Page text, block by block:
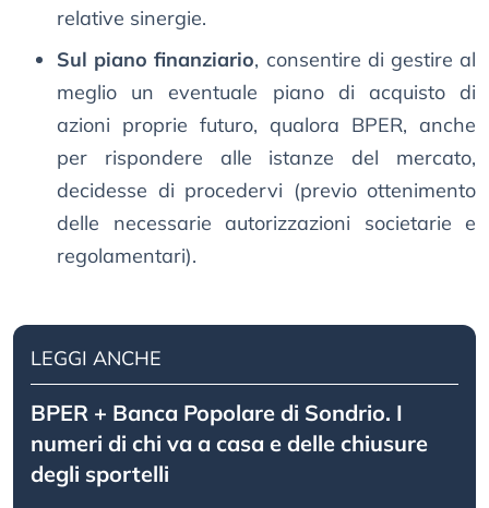
relative sinergie.
Sul piano finanziario, consentire di gestire al
meglio un eventuale piano di acquisto di
azioni proprie futuro, qualora BPER, anche
per rispondere alle istanze del mercato,
decidesse di procedervi (previo ottenimento
delle necessarie autorizzazioni societarie e
regolamentari).
LEGGI ANCHE
BPER + Banca Popolare di Sondrio. I
numeri di chi va a casa e delle chiusure
degli sportelli